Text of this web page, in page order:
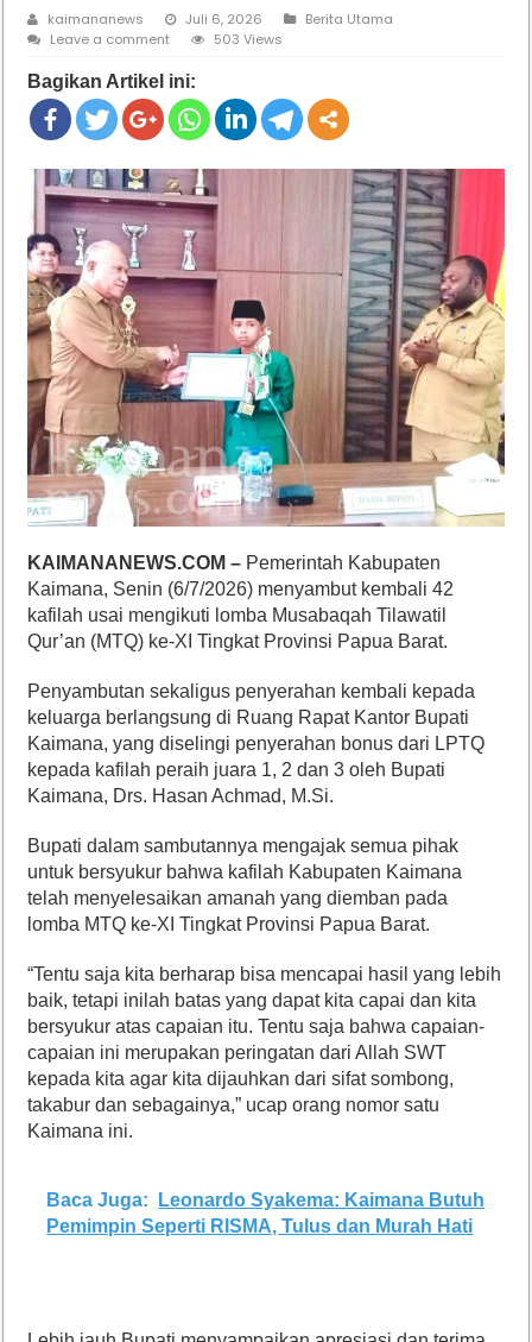
kaimananews Juli 6, 2026
Berita Utama
Leave a comment
503 Views
Bagikan Artikel ini:
KAIMANANEWS.COM – Pemerintah Kabupaten
Kaimana, Senin (6/7/2026) menyambut kembali 42
kafilah usai mengikuti lomba Musabaqah Tilawatil
Qur’an (MTQ) ke-XI Tingkat Provinsi Papua Barat.
Penyambutan sekaligus penyerahan kembali kepada
keluarga berlangsung di Ruang Rapat Kantor Bupati
Kaimana, yang diselingi penyerahan bonus dari LPTQ
kepada kafilah peraih juara 1, 2 dan 3 oleh Bupati
Kaimana, Drs. Hasan Achmad, M.Si.
Bupati dalam sambutannya mengajak semua pihak
untuk bersyukur bahwa kafilah Kabupaten Kaimana
telah menyelesaikan amanah yang diemban pada
lomba MTQ ke-XI Tingkat Provinsi Papua Barat.
“Tentu saja kita berharap bisa mencapai hasil yang lebih
baik, tetapi inilah batas yang dapat kita capai dan kita
bersyukur atas capaian itu. Tentu saja bahwa capaian-
capaian ini merupakan peringatan dari Allah SWT
kepada kita agar kita dijauhkan dari sifat sombong,
takabur dan sebagainya,” ucap orang nomor satu
Kaimana ini.
Baca Juga:
Leonardo Syakema: Kaimana Butuh
Pemimpin Seperti RISMA, Tulus dan Murah Hati